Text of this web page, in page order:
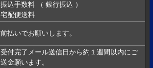
振込手数料 （ 銀行振込 ）
宅配便送料
前払いでお願いします。
受付完了メール送信日から約１週間以内にご
送金願います。